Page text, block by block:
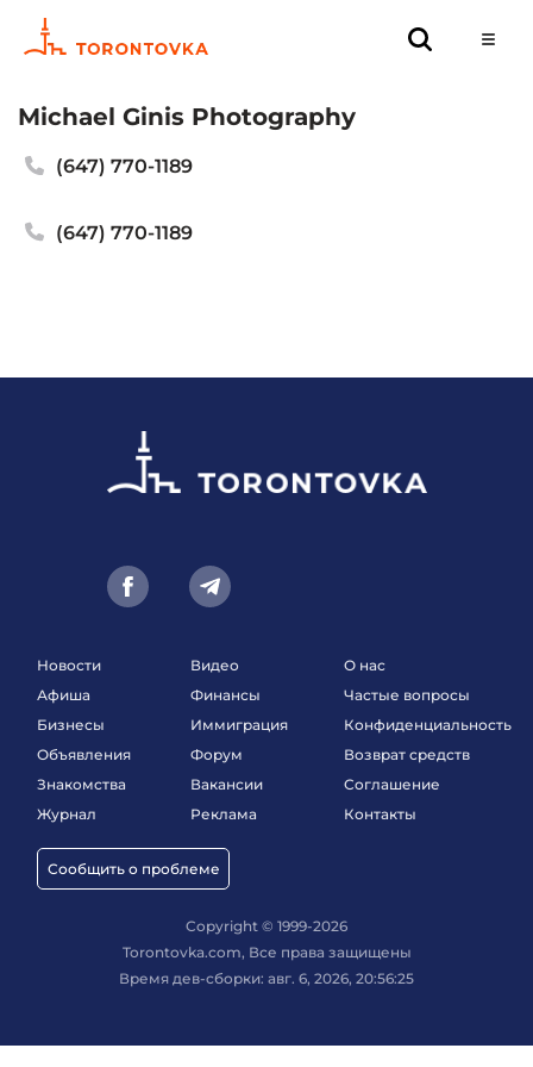
Michael Ginis Photography
(647) 770-1189
(647) 770-1189
Новости
Афиша
Бизнесы
Объявления
Знакомства
Журнал
Сообщить о проблеме
Видео
Финансы
Иммиграция
Форум
Вакансии
Реклама
О нас
Частые вопросы
Конфиденциальность
Возврат средств
Соглашение
Контакты
Copyright © 1999-2026
Torontovka.com, Все права защищены
Время дев-сборки: авг. 6, 2026, 20:56:25